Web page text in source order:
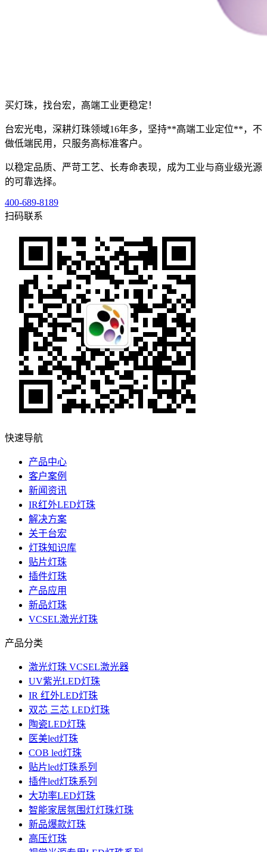
买灯珠，找台宏，高端工业更稳定！
台宏光电，深耕灯珠领域16年多，坚持**高端工业定位**，不
做低端民用，只服务高标准客户。
以稳定品质、严苛工艺、长寿命表现，成为工业与商业级光源
的可靠选择。
400-689-8189
扫码联系
快速导航
产品中心
客户案例
新闻资讯
IR红外LED灯珠
解决方案
关于台宏
灯珠知识库
贴片灯珠
插件灯珠
产品应用
新品灯珠
VCSEL激光灯珠
产品分类
激光灯珠 VCSEL激光器
UV紫光LED灯珠
IR 红外LED灯珠
双芯 三芯 LED灯珠
陶瓷LED灯珠
医美led灯珠
COB led灯珠
贴片led灯珠系列
插件led灯珠系列
大功率LED灯珠
智能家居氛围灯灯珠灯珠
新品爆款灯珠
高压灯珠